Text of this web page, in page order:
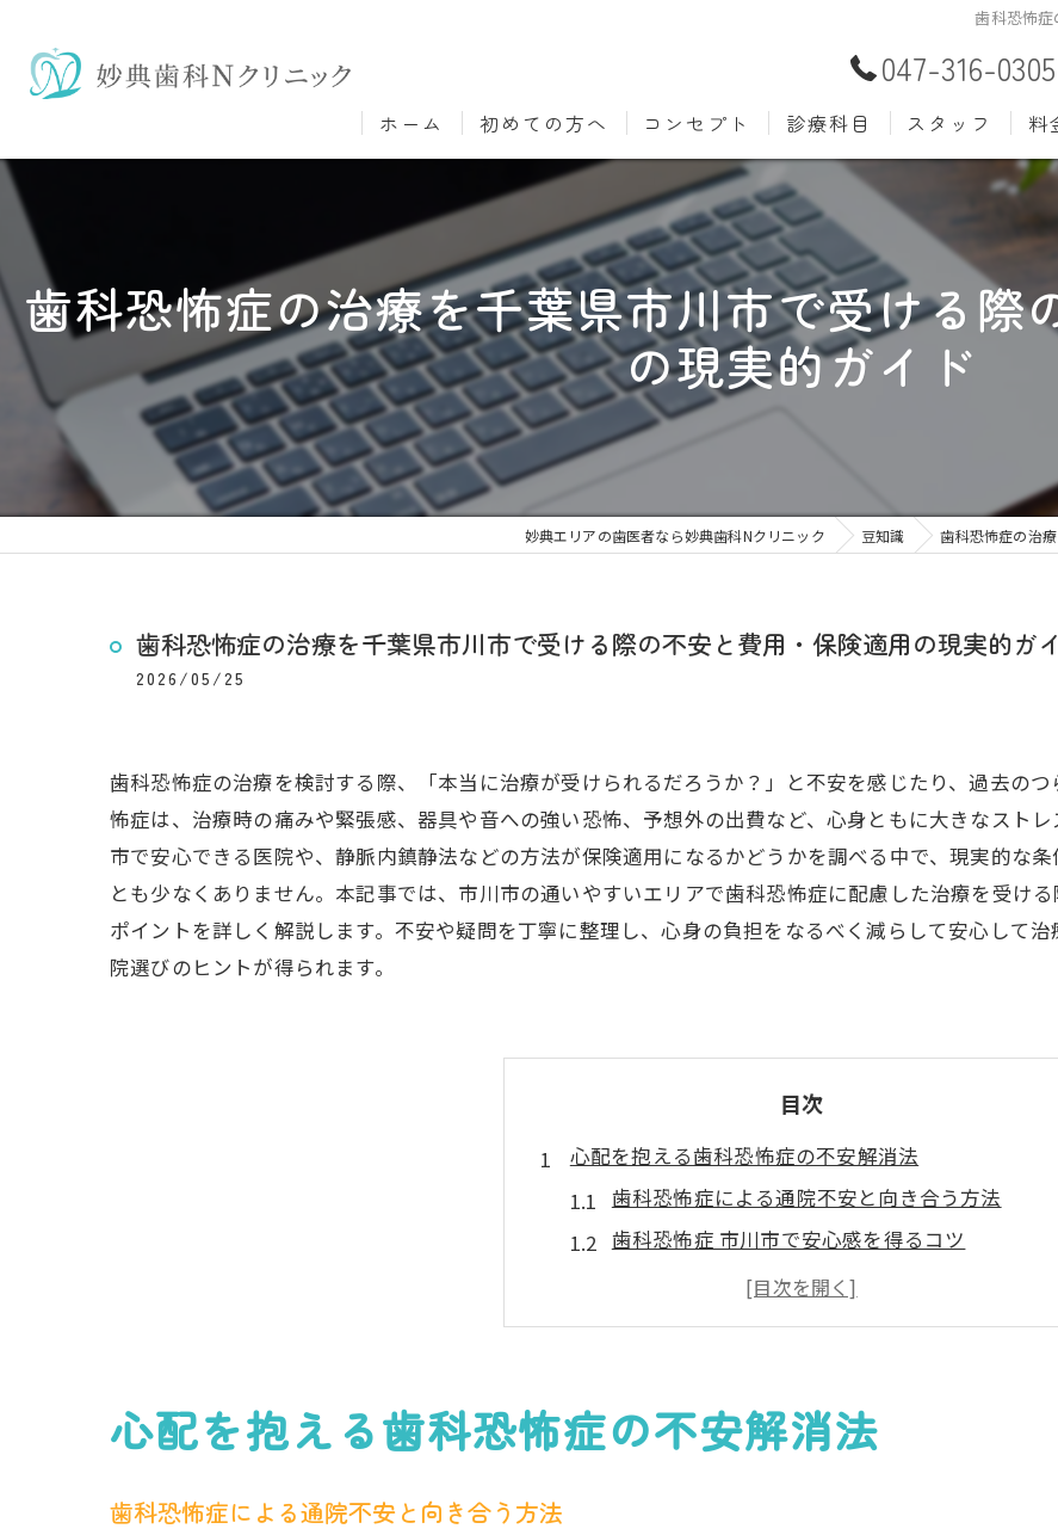
歯科恐怖
047-316-0305
ホーム 初めての方へ コンセプト 診療科目
むし歯治療 予防歯
小児歯科 入れ
口腔外科 歯周
ホワイトニング
親知
大人の矯正 子ど
スタッフ 料
歯科恐怖症の治療を千葉県市川市で受ける際
の現実的ガイド
妙典エリアの歯医者なら妙典歯科Nクリニック 豆知識 歯科恐怖症の治
歯科恐怖症の治療を千葉県市川市で受ける際の不安と費用・保険適用の現実的ガ
2026/05/25
歯科恐怖症の治療を検討する際、「本当に治療が受けられるだろうか？」と不安を感じたり、過去の
怖症は、治療時の痛みや緊張感、器具や音への強い恐怖、予想外の出費など、心身ともに大きなスト
市で安心できる医院や、静脈内鎮静法などの方法が保険適用になるかどうかを調べる中で、現実的な
とも少なくありません。本記事では、市川市の通いやすいエリアで歯科恐怖症に配慮した治療を受け
ポイントを詳しく解説します。不安や疑問を丁寧に整理し、心身の負担をなるべく減らして安心して
院選びのヒントが得られます。
目次
心配を抱える歯科恐怖症の不安解消法
歯科恐怖症による通院不安と向き合う方法
歯科恐怖症 市川市で安心感を得るコツ
歯科恐怖症の人が感じる痛みへの恐怖対策
市川市で歯科恐怖症と相談できる医院の特徴
歯科恐怖症治療と保険適用の実際
歯科恐怖症治療は保険適用になるのか徹底解説
心配を抱える歯科恐怖症の不安解消法
歯科恐怖症による通院不安と向き合う方法